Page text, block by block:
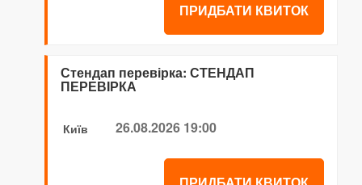
ПРИДБАТИ КВИТОК
Стендап перевірка: СТЕНДАП
ПЕРЕВІРКА
Київ 26.08.2026 19:00